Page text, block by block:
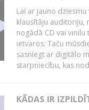
Lai ar jauno
klausītāju auditoriju,
nogādā CD vai
ietvaros. Taču
sasniegt ar digitālo
starpniecību, kas
KĀDAS IR